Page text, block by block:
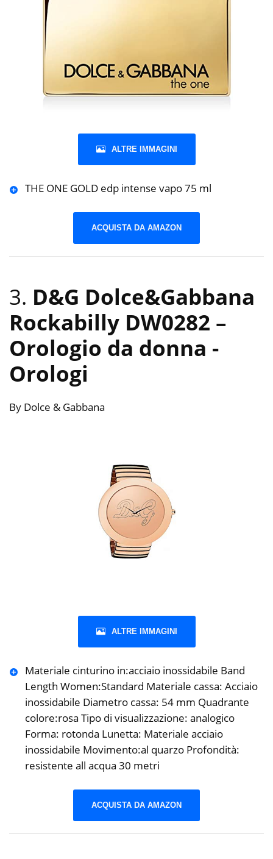
ALTRE IMMAGINI
THE ONE GOLD edp intense vapo 75 ml
ACQUISTA DA AMAZON
3. D&G Dolce&Gabbana
Rockabilly DW0282 –
Orologio da donna -
Orologi
By Dolce & Gabbana
ALTRE IMMAGINI
Materiale cinturino in:acciaio inossidabile Band
Length Women:Standard Materiale cassa: Acciaio
inossidabile Diametro cassa: 54 mm Quadrante
colore:rosa Tipo di visualizzazione: analogico
Forma: rotonda Lunetta: Materiale acciaio
inossidabile Movimento:al quarzo Profondità:
resistente all acqua 30 metri
ACQUISTA DA AMAZON